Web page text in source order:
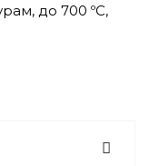
до 700 ºС,